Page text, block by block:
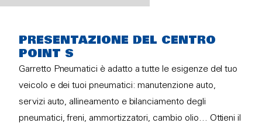
PRESENTAZIONE DEL CENTRO
POINT S
Garretto Pneumatici è adatto a tutte le esigenze del tuo
veicolo e dei tuoi pneumatici: manutenzione auto,
servizi auto, allineamento e bilanciamento degli
pneumatici, freni, ammortizzatori, cambio olio… Ottieni il